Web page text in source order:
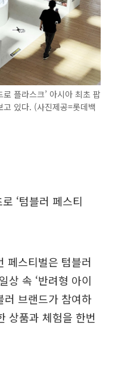
플라스크’ 아시아 최초 팝
있다. (사진제공=롯데백
‘텀블러 페스티
페스티벌은 텀블러
상 속 ‘반려형 아이
러 브랜드가 참여하
상품과 체험을 한번